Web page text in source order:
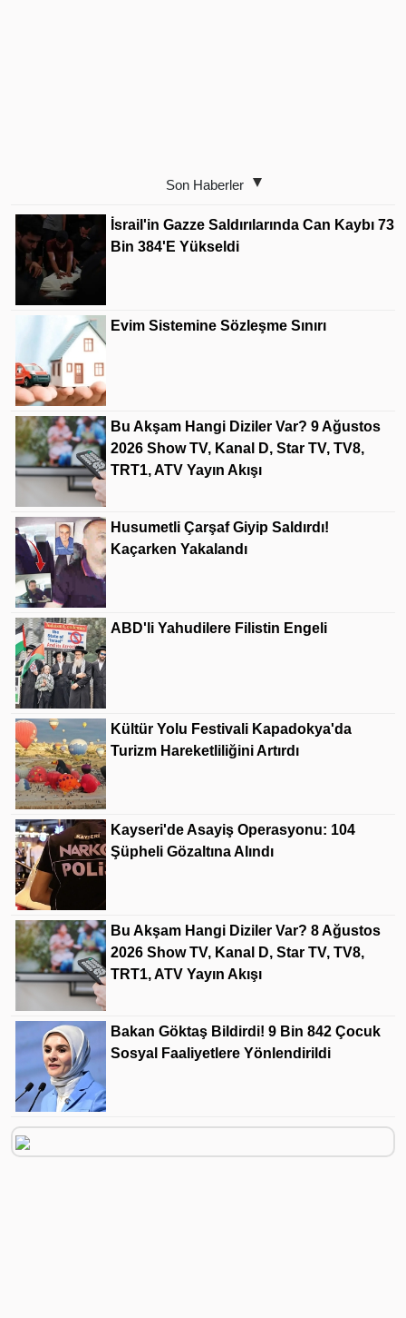
Son Haberler
İsrail'in Gazze Saldırılarında Can Kaybı 73
Bin 384'e Yükseldi
Evim Sistemine Sözleşme Sınırı
Bu Akşam Hangi Diziler Var? 9 Ağustos
2026 Show TV, Kanal D, Star TV, TV8,
TRT1, ATV Yayın Akışı
Husumetli Çarşaf Giyip Saldırdı!
Kaçarken Yakalandı
ABD'li Yahudilere Filistin Engeli
Kültür Yolu Festivali Kapadokya'da
Turizm Hareketliliğini Artırdı
Kayseri'de Asayiş Operasyonu: 104
Şüpheli Gözaltına Alındı
Bu Akşam Hangi Diziler Var? 8 Ağustos
2026 Show TV, Kanal D, Star TV, TV8,
TRT1, ATV Yayın Akışı
Bakan Göktaş Bildirdi! 9 Bin 842 Çocuk
Sosyal Faaliyetlere Yönlendirildi